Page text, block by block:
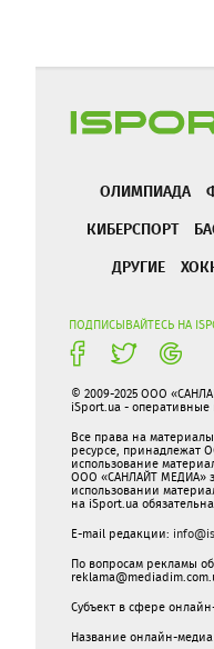
ОЛИМПИАДА
КИБЕРСПОРТ
ДРУГИЕ
ПОДПИСЫВАЙТЕСЬ НА
© 2009-2025 ООО
iSport.ua - оперативные
Все права на
ресурсе, принадлежат
использование
ООО «САНЛАЙТ МЕДИА»
использовании
на iSport.ua
E-mail редакции:
По вопросам рекламы
Субъект в сфере
Название онлайн-медиа